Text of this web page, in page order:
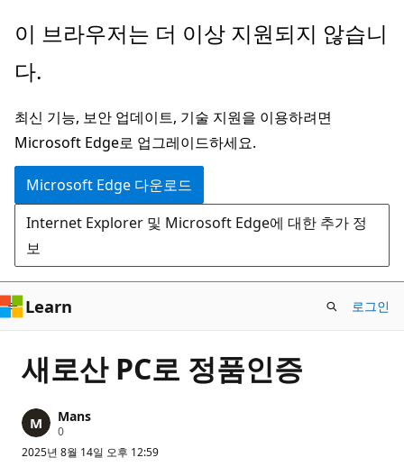
주
콘
츠
로
건
너
뛰
기
이 브라우저는 더 이상 지원되지 않습니
다.
최신 기능, 보안 업데이트, 기술 지원을 이용하려면
Microsoft Edge로 업그레이드하세요.
Microsoft Edge 다운로드
Internet Explorer 및 Microsoft Edge에 대한 추가 정
보
Learn 로그인
새로산 PC로 정품인증
Mans
0평
포
2025년 8월 14일 오후 12:59